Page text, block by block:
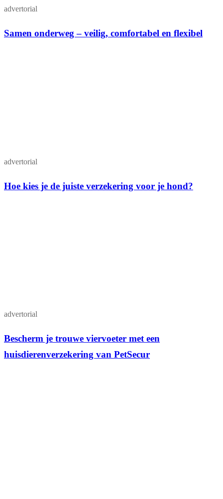
advertorial
Samen onderweg – veilig, comfortabel en flexibel
advertorial
Hoe kies je de juiste verzekering voor je hond?
advertorial
Bescherm je trouwe viervoeter met een
huisdierenverzekering van PetSecur